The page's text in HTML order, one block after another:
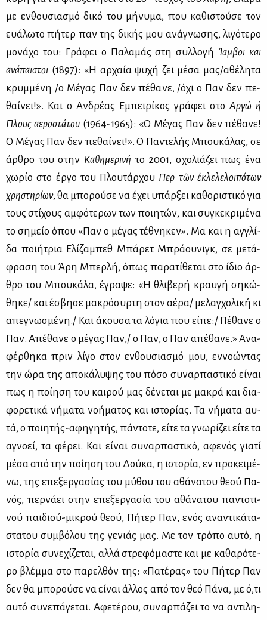
με εν­θου­σια­σμό δι­κό του μή­νυ­μα, που κα­θι­στού­σε τον
ευά­λω­το πή­τερ παν της δι­κής μου ανά­γνω­σης, λι­γό­τε­ρο
μο­νά­χο του: Γρά­φει ο Πα­λα­μάς στη συλ­λο­γή Ίαμ­βοι και
ανά­παι­στοι (1897): «Η αρ­χαία ψυ­χή ζει μέ­σα μας/αθέ­λη­τα
κρυμ­μέ­νη /ο Μέ­γας Παν δεν πέ­θα­νε, /όχι ο Παν δεν πε­
θαί­νει!». Και ο Αν­δρέ­ας Εμπει­ρί­κος γρά­φει στο Αρ­γώ ή
Πλους αε­ρο­στά­του (1964-1965): «Ο Μέ­γας Παν δεν πέ­θα­νε!
Ο Μέ­γας Παν δεν πε­θαί­νει!». Ο Πα­ντε­λής Μπου­κά­λας, σε
άρ­θρο του στην Κα­θη­με­ρι­νή το 2001, σχο­λιά­ζει πως ένα
χω­ρίο στο έρ­γο του Πλου­τάρ­χου Περὶ τῶν ἐκλε­λε­λοι­πό­των
χρη­στη­ρί­ων, θα μπο­ρού­σε να έχει υπάρ­ξει κα­θο­ρι­στι­κό για
τους στί­χους αμ­φό­τε­ρων των ποι­η­τών, και συ­γκε­κρι­μέ­να
το ση­μείο όπου «Παν ο μέ­γας τέ­θνη­κεν». Μα και η αγ­γλί­
δα ποι­ή­τρια Ελί­ζα­μπεθ Μπά­ρετ Μπρά­ου­νιγκ, σε με­τά­
φρα­ση του Άρη Μπερ­λή, όπως πα­ρα­τί­θε­ται στο ίδιο άρ­
θρο του Μπου­κά­λα, έγρα­ψε: «Η θλι­βε­ρή κραυ­γή ση­κώ­
θη­κε/ και έσβη­σε μα­κρό­συρ­τη στον αέ­ρα/ με­λαγ­χο­λι­κή κι
απε­γνω­σμέ­νη./ Και άκου­σα τα λό­για που εί­πε:/ Πέ­θα­νε ο
Παν. Απέ­θα­νε ο μέ­γας Παν,/ ο Παν, ο Παν απέ­θα­νε.» Ανα­
φέρ­θη­κα πριν λί­γο στον εν­θου­σια­σμό μου, εν­νο­ώ­ντας
την ώρα της απο­κά­λυ­ψης του πό­σο συ­ναρ­πα­στι­κό εί­ναι
πως η ποί­η­ση του και­ρού μας δέ­νε­ται με μα­κρά και δια­
φο­ρε­τι­κά νή­μα­τα νο­ή­μα­τος και ιστο­ρί­ας. Τα νή­μα­τα αυ­
τά, ο ποι­η­τής-αφη­γη­τής, πά­ντο­τε, εί­τε τα γνω­ρί­ζει εί­τε τα
αγνο­εί, τα φέ­ρει. Και εί­ναι συ­ναρ­πα­στι­κό, αφε­νός για­τί
μέ­σα από την ποί­η­ση του Δού­κα, η ιστο­ρία, εν προ­κει­μέ­
νω, της επε­ξερ­γα­σί­ας του μύ­θου του αθά­να­του θε­ού Πα­
νός, περ­νά­ει στην επε­ξερ­γα­σία του αθά­να­του πα­ντο­τι­
νού παι­διού-μι­κρού θε­ού, Πή­τερ Παν, ενός ανα­ντι­κά­τα­
στα­του συμ­βό­λου της γε­νιάς μας. Με τον τρό­πο αυ­τό, η
ιστο­ρία συ­νε­χί­ζε­ται, αλ­λά στρε­φό­μα­στε και με κα­θα­ρό­τε­
ρο βλέμ­μα στο πα­ρελ­θόν της: «Πα­τέ­ρας» του Πή­τερ Παν
δεν θα μπο­ρού­σε να εί­ναι άλ­λος από τον θεό Πά­να, με ό,τι
αυ­τό συ­νε­πά­γε­ται. Αφε­τέ­ρου, συ­ναρ­πά­ζει το να αντι­λη­